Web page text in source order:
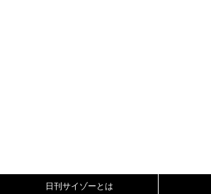
日刊サイゾーとは